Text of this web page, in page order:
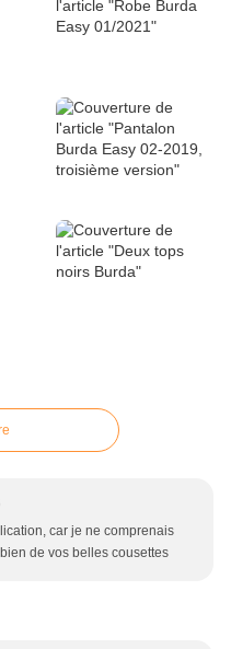
car je ne comprenais
de vos belles cousettes